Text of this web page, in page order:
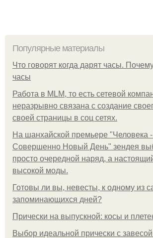
Популярные материалы
Что говорят когда дарят часы.
часы
Работа в MLM, то есть сетевой
неразрывно связана с создание
своей страницы в соц сетях.
На шанхайской премьере "Человека
Совершенно Новый День" зендея
просто очередной наряд, а
высокой моды.
Готовы ли вы, невесты, к одному из
запоминающихся дней?
Прически на выпускной: косы и
Выбор идеальной прически с